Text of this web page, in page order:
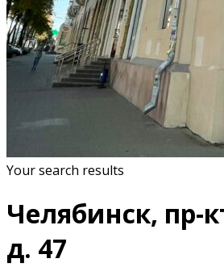
Your search results
Челябинск, пр-
д. 47